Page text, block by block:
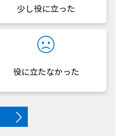
少し役に立った
役に立たなかった